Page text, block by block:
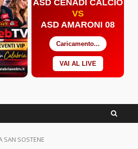
ASD CENADI CALCIO
VS
ASD AMARONI 08
Caricamento...
VAI AL LIVE
SAN SOSTENE